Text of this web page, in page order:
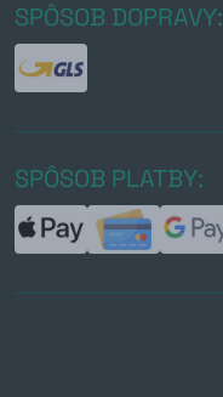
SPÔSOB DOPRAVY:
SPÔSOB PLATBY: